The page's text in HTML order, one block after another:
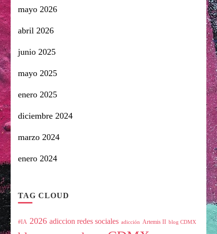
mayo 2026
abril 2026
junio 2025
mayo 2025
enero 2025
diciembre 2024
marzo 2024
enero 2024
TAG CLOUD
#IA 2026 adiccion redes sociales adicción Artemis II blog CDMX